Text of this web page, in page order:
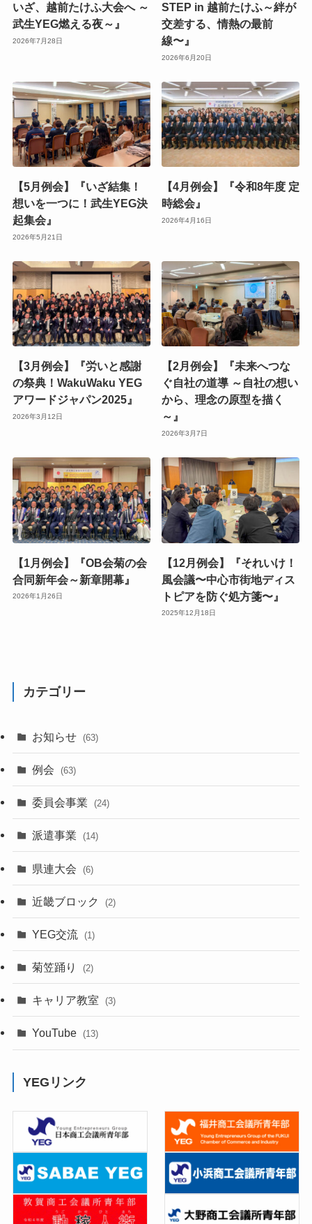
いざ、越前たけふ大会へ ～
武生YEG燃える夜～』
2026年7月28日
STEP in 越前たけふ～絆が
交差する、情熱の最前
線〜』
2026年6月20日
【5月例会】『いざ結集！
想いを一つに！武生YEG決
起集会』
2026年5月21日
【4月例会】『令和8年度 定
時総会』
2026年4月16日
【3月例会】『労いと感謝
の祭典！WakuWaku YEG
アワードジャパン2025』
2026年3月12日
【2月例会】『未来へつな
ぐ自社の道導 ～自社の想い
から、理念の原型を描く
～』
2026年3月7日
【1月例会】『OB会菊の会
合同新年会～新章開幕』
2026年1月26日
【12月例会】『それいけ！
風会議〜中心市街地ディス
トピアを防ぐ処方箋〜』
2025年12月18日
カテゴリー
お知らせ (63)
例会 (63)
委員会事業 (24)
派遣事業 (14)
県連大会 (6)
近畿ブロック (2)
YEG交流 (1)
菊笠踊り (2)
キャリア教室 (3)
YouTube (13)
YEGリンク